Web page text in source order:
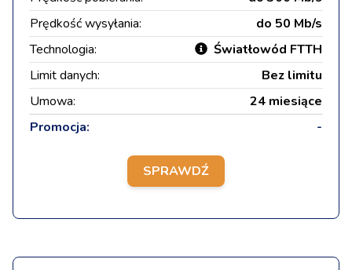
Prędkość wysyłania:
do 50 Mb/s
Technologia:
Światłowód FTTH
Limit danych:
Bez limitu
Umowa:
24 miesiące
Promocja:
-
SPRAWDŹ